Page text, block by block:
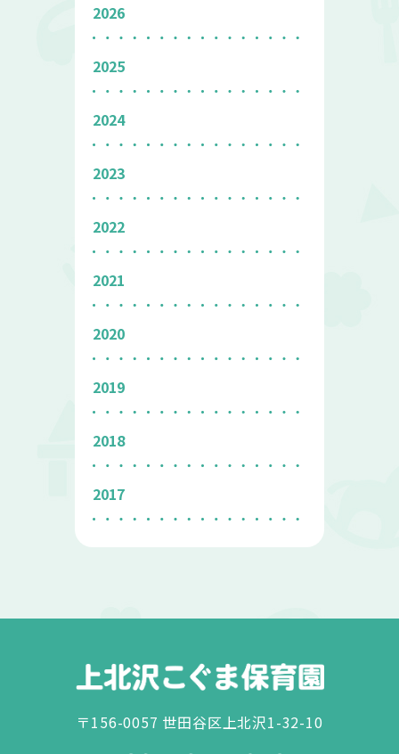
2026
2025
2024
2023
2022
2021
2020
2019
2018
2017
〒156-0057 世田谷区上北沢1-32-10